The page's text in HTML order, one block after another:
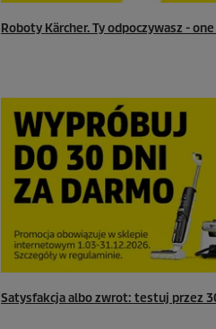
Roboty Kärcher. Ty odpoczywasz -
Satysfakcja albo zwrot: testuj przez